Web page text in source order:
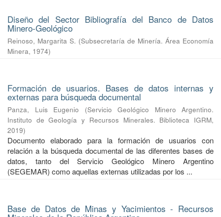
Diseño del Sector Bibliografía del Banco de Datos
Minero-Geológico
Reinoso, Margarita S. (Subsecretaría de Minería. Área Economía
Minera, 1974)
Formación de usuarios. Bases de datos internas y
externas para búsqueda documental
Panza, Luis Eugenio (Servicio Geológico Minero Argentino.
Instituto de Geología y Recursos Minerales. Biblioteca IGRM,
2019)
Documento elaborado para la formación de usuarios con
relación a la búsqueda documental de las diferentes bases de
datos, tanto del Servicio Geológico Minero Argentino
(SEGEMAR) como aquellas externas utilizadas por los ...
Base de Datos de Minas y Yacimientos - Recursos